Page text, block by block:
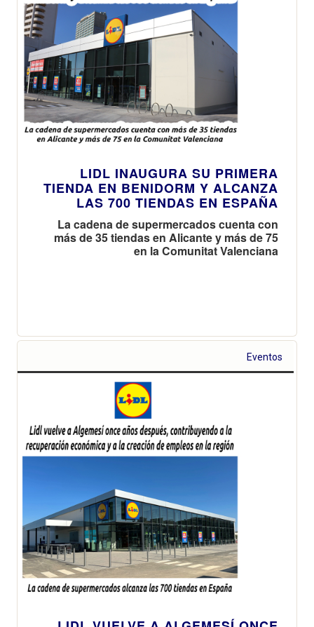
LIDL INAUGURA SU PRIMERA
TIENDA EN BENIDORM Y ALCANZA
LAS 700 TIENDAS EN ESPAÑA
La cadena de supermercados cuenta con
más de 35 tiendas en Alicante y más de 75
en la Comunitat Valenciana
Eventos